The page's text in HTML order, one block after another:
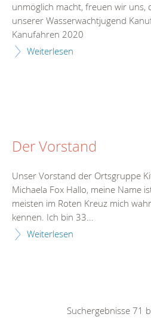
unmöglich macht, freuen wir uns,
unserer Wasserwachtjugend
Kanufahren 2020
Weiterlesen
Der Vorstand
Unser Vorstand der Ortsgruppe
Michaela Fox Hallo, meine Name
meisten im Roten Kreuz mich
kennen. Ich bin 33...
Weiterlesen
Suchergebnisse 71